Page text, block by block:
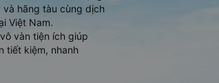
hãng tàu cùng dịch
Việt Nam.
vàn tiện ích giúp
tiết kiệm, nhanh